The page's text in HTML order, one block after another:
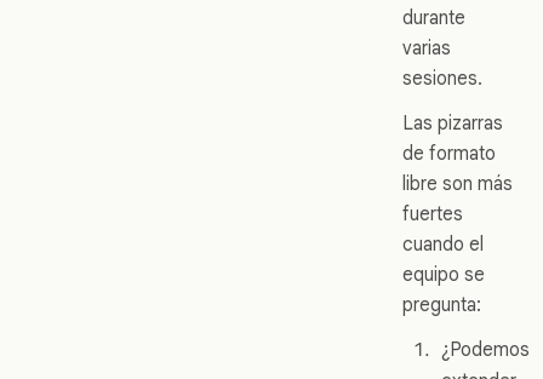
durante
varias
sesiones.
Las pizarras
de formato
libre son más
fuertes
cuando el
equipo se
pregunta:
¿Podemos